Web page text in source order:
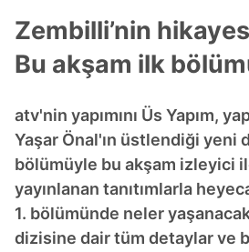
Zembilli’nin
Bu akşam ilk
atv'nin yapımını Üs Yapım,
Yaşar Önal'ın üstlendiği yeni
bölümüyle bu akşam izleyici
yayınlanan tanıtımlarla
1. bölümünde neler
dizisine dair tüm detaylar ve